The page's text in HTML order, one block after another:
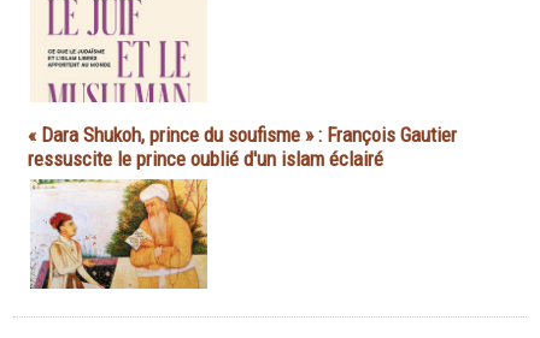
« Dara Shukoh, prince du soufisme » : François Gautier
ressuscite le prince oublié d'un islam éclairé